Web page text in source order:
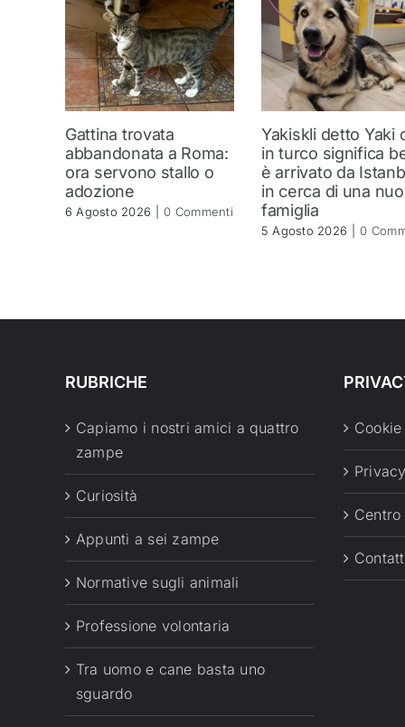
Gattina trovata
abbandonata a Roma:
ora servono stallo o
adozione
6 Agosto 2026 0 Commenti
Yakiskli detto Yaki
in turco significa
è arrivato da
in cerca di una
famiglia
5 Agosto 2026 0
RUBRICHE
Capiamo i nostri amici a quattro
zampe
Curiosità
Appunti a sei zampe
Normative sugli animali
Professione volontaria
Tra uomo e cane basta uno
sguardo